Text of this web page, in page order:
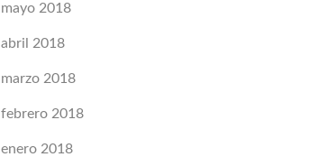
mayo 2018
abril 2018
marzo 2018
febrero 2018
enero 2018